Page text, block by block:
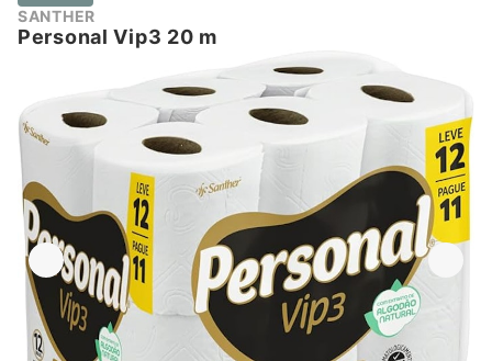
SANTHER
Personal Vip3 20 m